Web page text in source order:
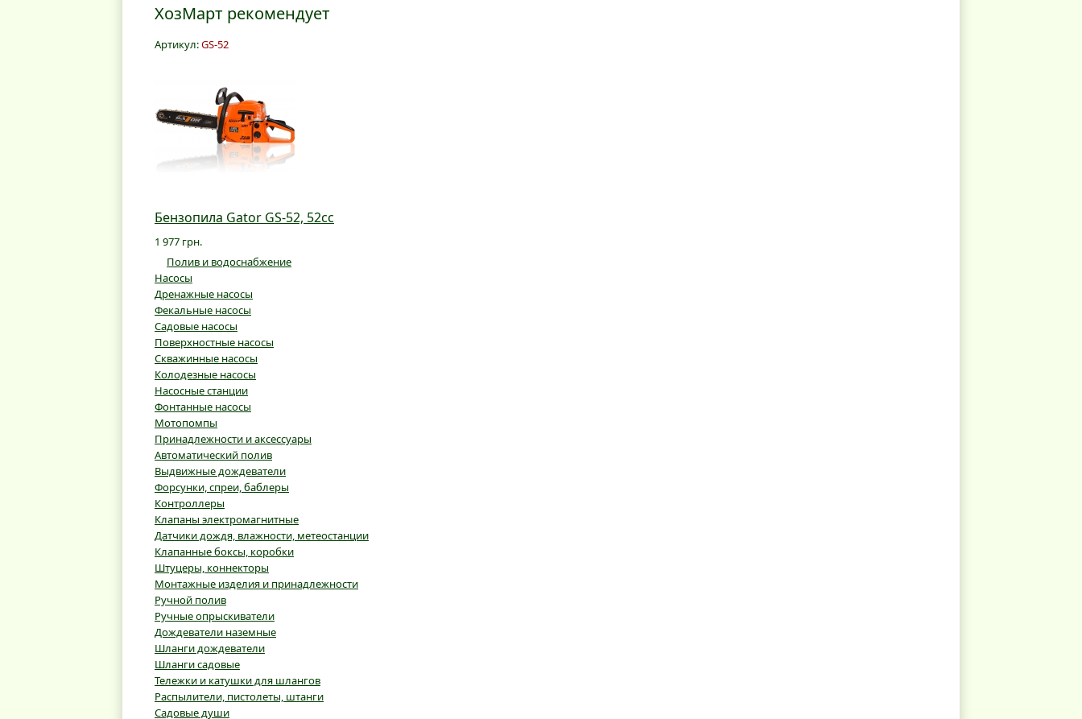
ХозМарт рекомендует
Артикул:GS-52
Бензопила Gator GS-52, 52cc
1 977 грн.
Полив и водоснабжение
Насосы
Дренажные насосы
Фекальные насосы
Садовые насосы
Поверхностные насосы
Скважинные насосы
Колодезные насосы
Насосные станции
Фонтанные насосы
Мотопомпы
Принадлежности и аксессуары
Автоматический полив
Выдвижные дождеватели
Форсунки, спреи, баблеры
Контроллеры
Клапаны электромагнитные
Датчики дождя, влажности, метеостанции
Клапанные боксы, коробки
Штуцеры, коннекторы
Монтажные изделия и принадлежности
Ручной полив
Ручные опрыскиватели
Дождеватели наземные
Шланги дождеватели
Шланги садовые
Тележки и катушки для шлангов
Распылители, пистолеты, штанги
Садовые души